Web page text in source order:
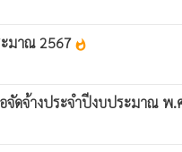
มาณ 2567 whatshot
จัดจ้างประจำปีงบประมาณ พ